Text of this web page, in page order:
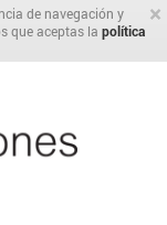
×
de navegación y
que aceptas la política